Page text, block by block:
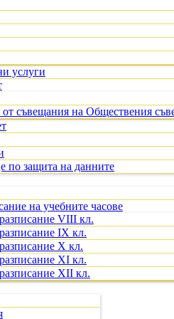
услуги
съвещания на Обществения
по защита на данните
на учебните часове
VIII кл.
IX кл.
X кл.
XI кл.
XII кл.